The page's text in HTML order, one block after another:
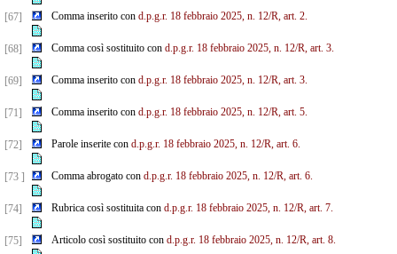
[67] Comma inserito con d.p.g.r. 18 febbraio 2025, n. 12/R, art. 2.
[68] Comma così sostituito con d.p.g.r. 18 febbraio 2025, n. 12/R, art. 3.
[69] Comma inserito con d.p.g.r. 18 febbraio 2025, n. 12/R, art. 3.
[71] Comma inserito con d.p.g.r. 18 febbraio 2025, n. 12/R, art. 5.
[72] Parole inserite con d.p.g.r. 18 febbraio 2025, n. 12/R, art. 6.
[73 ] Comma abrogato con d.p.g.r. 18 febbraio 2025, n. 12/R, art. 6.
[74] Rubrica così sostituita con d.p.g.r. 18 febbraio 2025, n. 12/R, art. 7.
[75] Articolo così sostituito con d.p.g.r. 18 febbraio 2025, n. 12/R, art. 8.